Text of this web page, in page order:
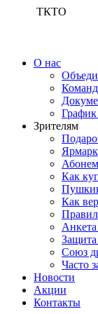
ТКТО
О нас
Зрителям
Как
Как
Защита
Союз
Часто
Новости
Акции
Контакты